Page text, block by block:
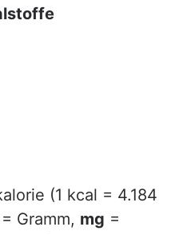
(1 kcal = 4.184
= Gramm, mg =